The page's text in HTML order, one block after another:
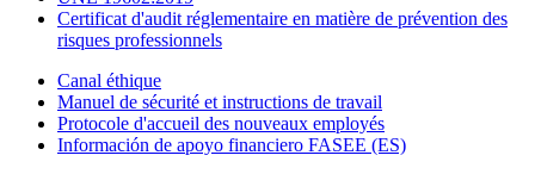
Certificat d'audit réglementaire en matière de prévention des
risques professionnels
Canal éthique
Manuel de sécurité et instructions de travail
Protocole d'accueil des nouveaux employés
Información de apoyo financiero FASEE (ES)